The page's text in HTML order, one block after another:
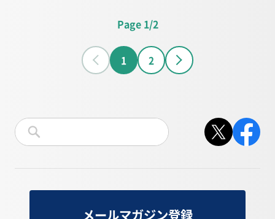
Page 1/2
1 2
メールマガジン登録